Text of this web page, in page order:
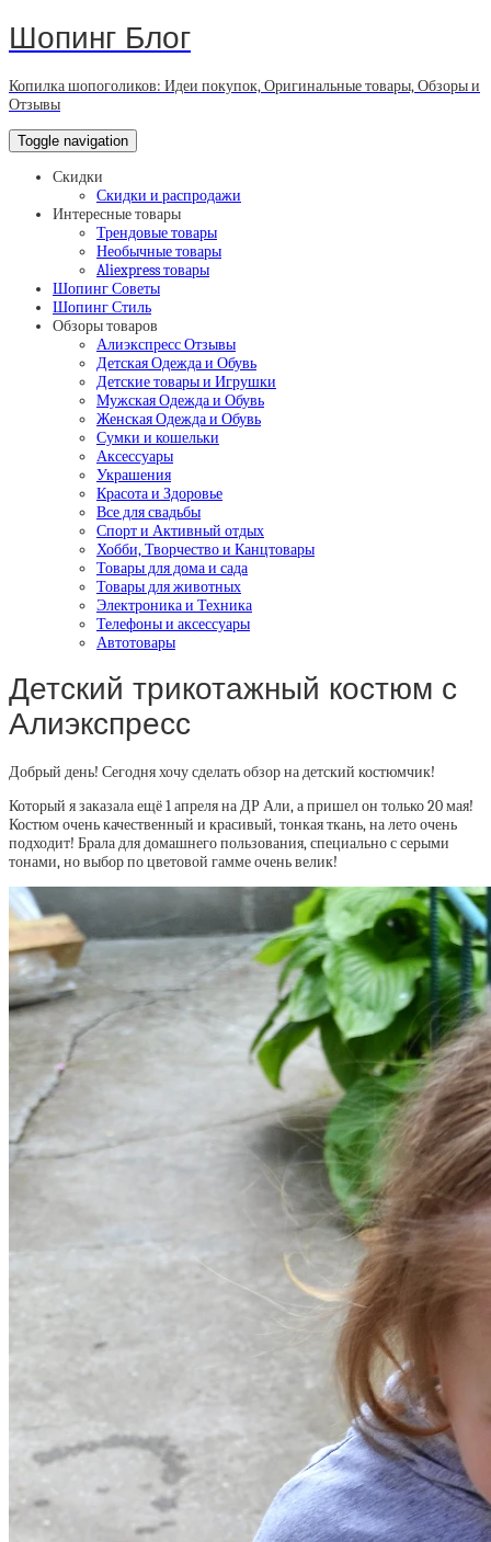
Шопинг Блог
Копилка шопоголиков: Идеи покупок, Оригинальные товары, Обзоры и
Отзывы
Toggle navigation
Скидки
Скидки и распродажи
Интересные товары
Трендовые товары
Необычные товары
Aliexpress товары
Шопинг Советы
Шопинг Стиль
Обзоры товаров
Алиэкспресс Отзывы
Детская Одежда и Обувь
Детские товары и Игрушки
Мужская Одежда и Обувь
Женская Одежда и Обувь
Сумки и кошельки
Аксессуары
Украшения
Красота и Здоровье
Все для свадьбы
Спорт и Активный отдых
Хобби, Творчество и Канцтовары
Товары для дома и сада
Товары для животных
Электроника и Техника
Телефоны и аксессуары
Автотовары
Детский трикотажный костюм с
Алиэкспресс
Добрый день! Сегодня хочу сделать обзор на детский костюмчик!
Который я заказала ещё 1 апреля на ДР Али, а пришел он только 20 мая!
Костюм очень качественный и красивый, тонкая ткань, на лето очень
подходит! Брала для домашнего пользования, специально с серыми
тонами, но выбор по цветовой гамме очень велик!